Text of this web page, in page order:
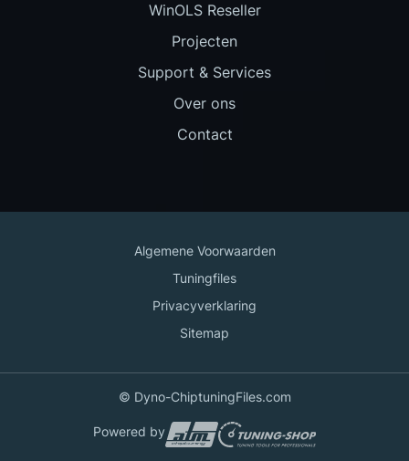
WinOLS Reseller
Projecten
Support & Services
Over ons
Contact
Algemene Voorwaarden
Tuningfiles
Privacyverklaring
Sitemap
© Dyno-ChiptuningFiles.com
Powered by